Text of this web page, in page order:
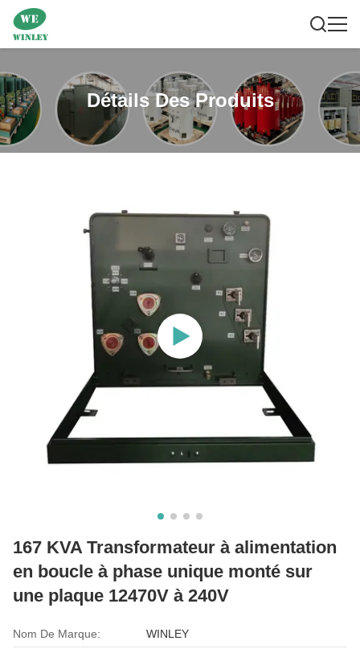
Détails Des Produits
167 KVA Transformateur à alimentation
en boucle à phase unique monté sur
une plaque 12470V à 240V
Nom De Marque: WINLEY